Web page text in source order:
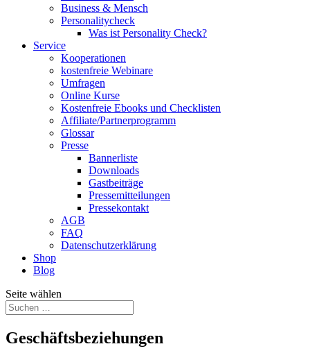
Business & Mensch
Personalitycheck
Was ist Personality Check?
Service
Kooperationen
kostenfreie Webinare
Umfragen
Online Kurse
Kostenfreie Ebooks und Checklisten
Affiliate/Partnerprogramm
Glossar
Presse
Bannerliste
Downloads
Gastbeiträge
Pressemitteilungen
Pressekontakt
AGB
FAQ
Datenschutzerklärung
Shop
Blog
Seite wählen
Geschäftsbeziehungen